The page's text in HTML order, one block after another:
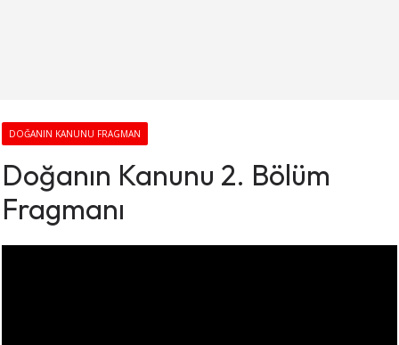
DOĞANIN KANUNU FRAGMAN
Doğanın Kanunu 2. Bölüm
Fragmanı